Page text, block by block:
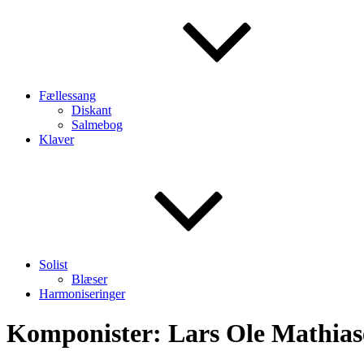
Fællessang
Diskant
Salmebog
Klaver
Solist
Blæser
Harmoniseringer
Komponister: Lars Ole